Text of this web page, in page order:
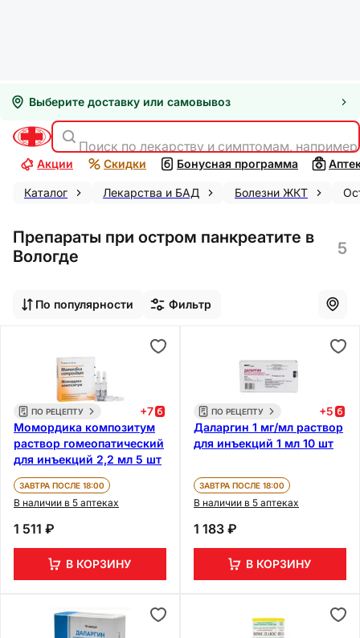
Выберите доставку или самовывоз
Поиск по лекарству и симптомам,
Акции Скидки Бонусная программа
Каталог Лекарства и БАД Болезни ЖКТ
Препараты при остром панкреатите в
Вологде
5
По популярности Фильтр
ПО РЕЦЕПТУ +7
Момордика композитум
раствор гомеопатический
для инъекций 2,2 мл 5 шт
ЗАВТРА ПОСЛЕ 18:00
В наличии в 5 аптеках
1 511 ₽
В КОРЗИНУ
ПО РЕЦЕПТУ +5
Даларгин 1 мг/мл раствор
для инъекций 1 мл 10 шт
ЗАВТРА ПОСЛЕ 18:00
В наличии в 5 аптеках
1 183 ₽
В КОРЗИНУ